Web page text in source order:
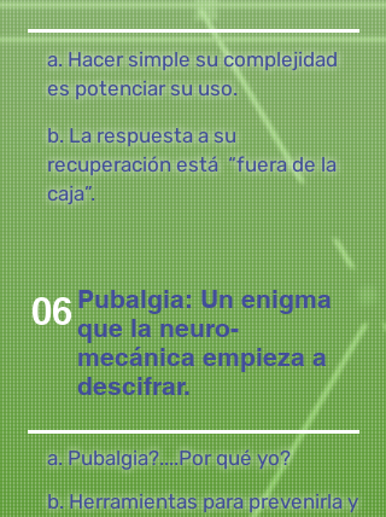
a. Hacer simple su complejidad
es potenciar su uso.
b. La respuesta a su
recuperación está “fuera de la
caja”.
06 Pubalgia: Un enigma
que la neuro-
mecánica empieza a
descifrar.
a. Pubalgia?....Por qué yo?
b. Herramientas para prevenirla y